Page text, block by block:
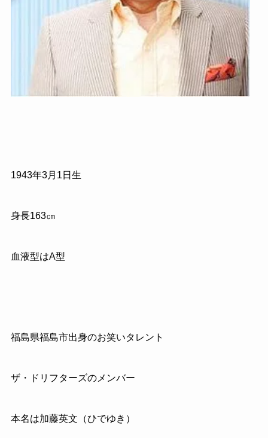
1943年3月 1 日生
身長163㎝
血液型はA型
福島県福島市出身のお笑いタレント
ザ・ドリフターズのメンバー
本名は加藤英文（ひでゆき）